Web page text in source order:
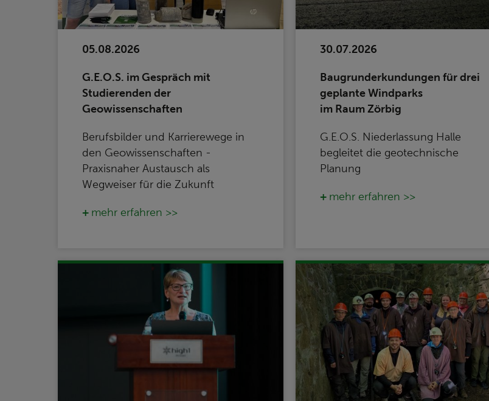
05.08.2026
G.E.O.S. im Gespräch mit
Studierenden der
Geowissenschaften
Berufsbilder und Karrierewege in
den Geowissenschaften -
Praxisnaher Austausch als
Wegweiser für die Zukunft
mehr erfahren >>
30.07.2026
Baugrunderkundungen für drei
geplante Windparks
im Raum Zörbig
G.E.O.S. Niederlassung Halle
begleitet die geotechnische
Planung
mehr erfahren >>